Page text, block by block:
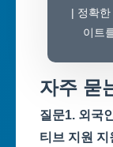
| 정확
이트
자주 묻
질문1. 외국
티브 지원